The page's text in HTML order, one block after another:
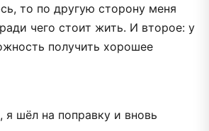
то по другую сторону меня
чего стоит жить. И второе: у
получить хорошее
шёл на поправку и вновь